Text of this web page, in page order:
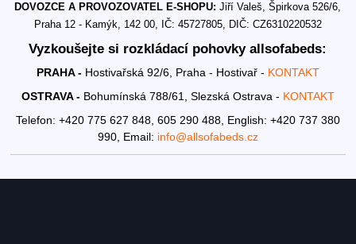
DOVOZCE A PROVOZOVATEL E-SHOPU:Jiří Valeš, Špirkova 526/6,
Praha 12 - Kamýk, 142 00, IČ: 45727805, DIČ: CZ6310220532
Vyzkoušejte si rozkládací pohovky allsofabeds:
PRAHA - Hostivařská 92/6, Praha - Hostivař - KONTAKT
OSTRAVA - Bohumínská 788/61, Slezská Ostrava - KONTAKT
Telefon: +420 775 627 848, 605 290 488, English: +420 737 380
990, Email: info@allsofabeds.cz